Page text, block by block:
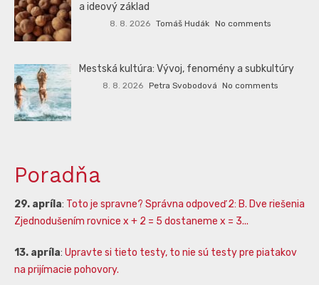
a ideový základ
8. 8. 2026 Tomáš Hudák No comments
Mestská kultúra: Vývoj, fenomény a subkultúry
8. 8. 2026 Petra Svobodová No comments
Poradňa
29. apríla: Toto je spravne? Správna odpoveď 2: B. Dve riešenia
Zjednodušením rovnice x + 2 = 5 dostaneme x = 3...
13. apríla: Upravte si tieto testy, to nie sú testy pre piatakov
na prijímacie pohovory.